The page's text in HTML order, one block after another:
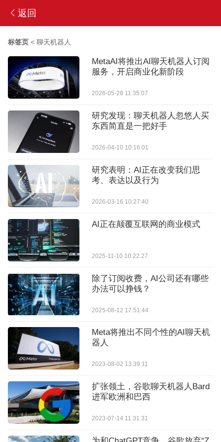
返回
标签页< 聊天机器人
MetaAI将推出AI聊天机器人订阅
服务，开启商业化新阶段
2026-05-28 11:35:07
研究发现：聊天机器人忽悠人买
东西简直是一把好手
2026-04-10 10:16:01
研究表明：AI正在改变我们思
考、表达以及行为
2026-03-16 10:27:40
AI正在颠覆互联网的商业模式
2025-11-10 10:22:27
除了订阅收费，AI公司还有哪些
办法可以挣钱？
2025-08-12 17:51:44
Meta将推出不同个性的AI聊天机
器人
2023-08-02 13:39:11
扩张领土，谷歌聊天机器人Bard
进军欧洲和巴西
2023-07-14 11:31:31